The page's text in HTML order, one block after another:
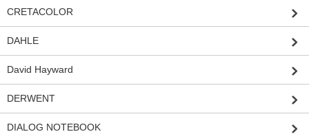
CRETACOLOR
DAHLE
David Hayward
DERWENT
DIALOG NOTEBOOK